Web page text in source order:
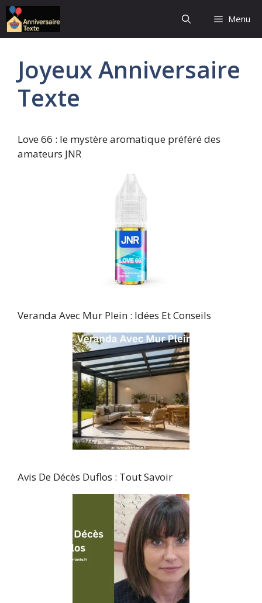
Aller
au
contenu
Menu
Joyeux Anniversaire
Texte
Love 66 : le mystère aromatique préféré des
amateurs JNR
Veranda Avec Mur Plein : Idées Et Conseils
Avis De Décès Duflos : Tout Savoir